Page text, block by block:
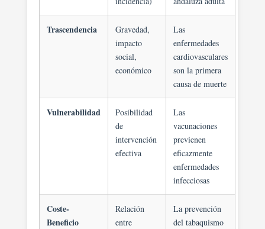
Trascendencia
Gravedad,
impacto
social,
económico
Las
enfermedades
cardiovasculares
son la primera
causa de muerte
Vulnerabilidad
Posibilidad
de
intervención
efectiva
Las
vacunaciones
previenen
eficazmente
enfermedades
infecciosas
Coste-
Beneficio
Relación
entre
La prevención
del tabaquismo